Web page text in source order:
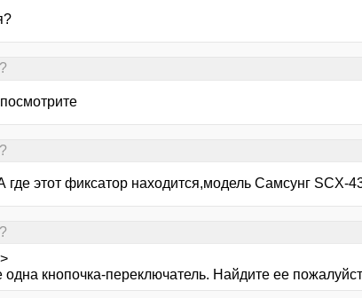
где этот фиксатор находится,модель Самсунг SCX-
одна кнопочка-переключатель. Найдите ее